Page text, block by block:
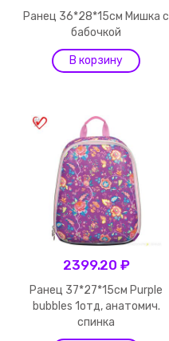
Ранец 36*28*15см Мишка с
бабочкой
2399.20 ₽
Ранец 37*27*15см Purple
bubbles 1отд, анатомич.
спинка